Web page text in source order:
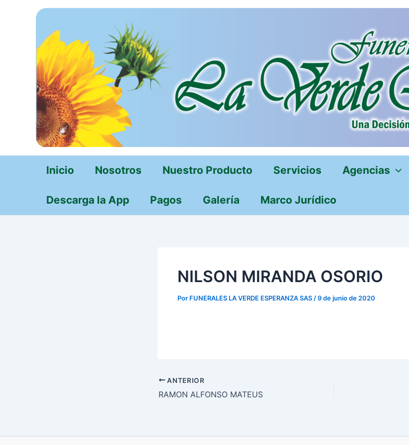
Inicio Nosotros Nuestro Producto Servicios Agencias
Descarga la App Pagos Galería Marco Jurídico
NILSON MIRANDA OSORIO
Por FUNERALES LA VERDE ESPERANZA SAS /9 de junio de 2020
ANTERIOR
RAMON ALFONSO MATEUS